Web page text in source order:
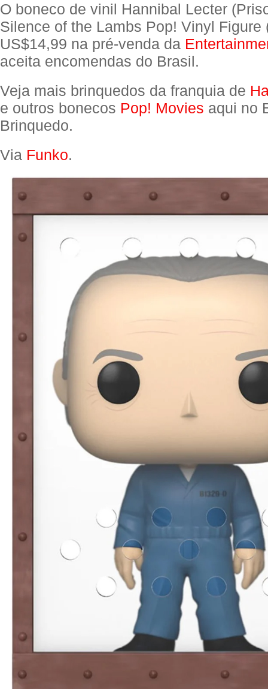
O boneco de vinil Hannibal Lecter
Silence of the Lambs Pop! Vinyl Figure
US$14,99 na pré-venda da
aceita encomendas do Brasil.
Veja mais brinquedos da franquia de
e outros bonecos Pop! Movies aqui no
Brinquedo.
Via Funko.